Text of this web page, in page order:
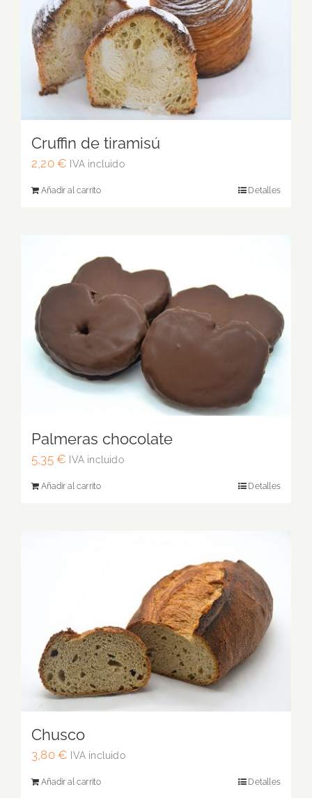
Cruffin de tiramisú
2,20 € IVA incluido
Añadir al carrito Detalles
Palmeras chocolate
5,35 € IVA incluido
Añadir al carrito Detalles
Chusco
3,80 € IVA incluido
Añadir al carrito Detalles